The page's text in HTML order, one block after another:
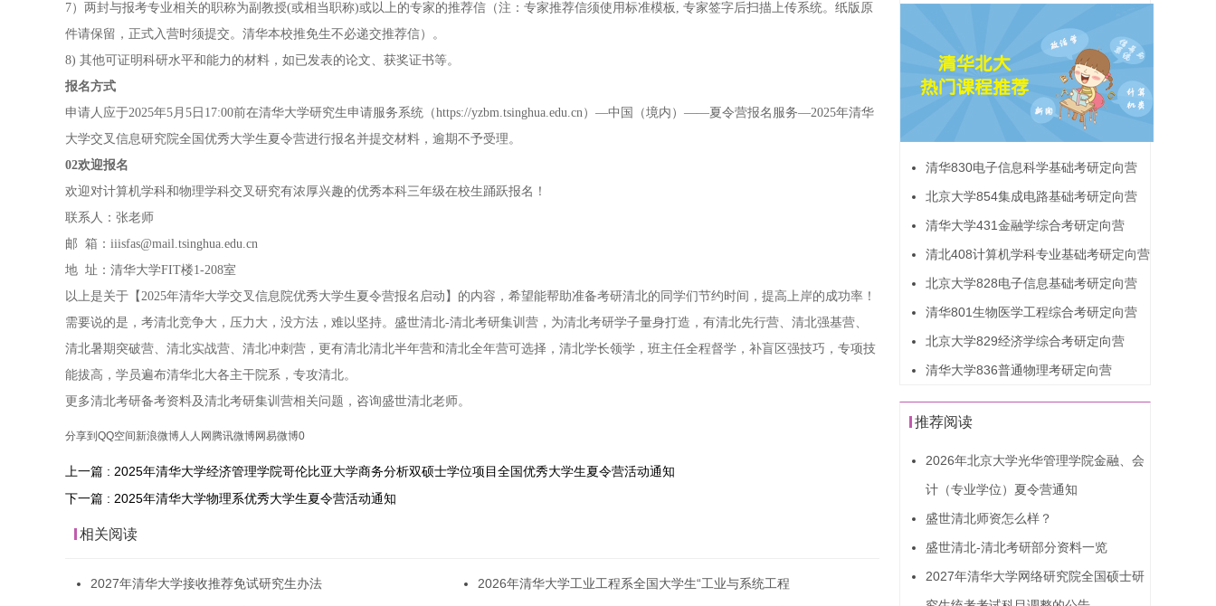
7）两封与报考专业相关的职称为副教授(或相当职称)或以上的专家的推荐信（注：专家推荐信须使用标准模板, 专家签字后扫描上传系统。纸版原
件请保留，正式入营时须提交。清华本校推免生不必递交推荐信）。
8) 其他可证明科研水平和能力的材料，如已发表的论文、获奖证书等。
报名方式
申请人应于2025年5月5日17:00前在清华大学研究生申请服务系统（https://yzbm.tsinghua.edu.cn）—中国（境内）——夏令营报名服务—2025年清华
大学交叉信息研究院全国优秀大学生夏令营进行报名并提交材料，逾期不予受理。
02欢迎报名
欢迎对计算机学科和物理学科交叉研究有浓厚兴趣的优秀本科三年级在校生踊跃报名！
联系人：张老师
邮 箱：iiisfas@mail.tsinghua.edu.cn
地 址：清华大学FIT楼1-208室
以上是关于【2025年清华大学交叉信息院优秀大学生夏令营报名启动】的内容，希望能帮助准备考研清北的同学们节约时间，提高上岸的成功率！
需要说的是，考清北竞争大，压力大，没方法，难以坚持。盛世清北-清北考研集训营，为清北考研学子量身打造，有清北先行营、清北强基营、
清北暑期突破营、清北实战营、清北冲刺营，更有清北清北半年营和清北全年营可选择，清北学长领学，班主任全程督学，补盲区强技巧，专项技
能拔高，学员遍布清华北大各主干院系，专攻清北。
更多清北考研备考资料及清北考研集训营相关问题，咨询盛世清北老师。
分享到 QQ空间 新浪微博人人网 腾讯微博网易微博0
上一篇 : 2025年清华大学经济管理学院哥伦比亚大学商务分析双硕士学位项目全国优秀大学生夏令营活动通知
下一篇 : 2025年清华大学物理系优秀大学生夏令营活动通知
相关阅读
2027年清华大学接收推荐免试研究生办法
2026年清华大学工业工程系全国大学生“工业与系统工程
清华830电子信息科学基础考研定向营
北京大学854集成电路基础考研定向营
清华大学431金融学综合考研定向营
清北408计算机学科专业基础考研定向营
北京大学828电子信息基础考研定向营
清华801生物医学工程综合考研定向营
北京大学829经济学综合考研定向营
清华大学836普通物理考研定向营
推荐阅读
2026年北京大学光华管理学院金融、会
计（专业学位）夏令营通知
盛世清北师资怎么样？
盛世清北-清北考研部分资料一览
2027年清华大学网络研究院全国硕士研